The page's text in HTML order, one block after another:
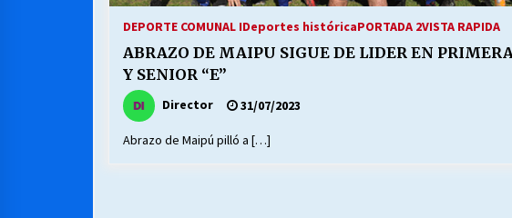
30/04/2026
DEPORTE COMUNAL IDeportes históricaPORTADA 2VISTA RAPIDA
ABRAZO DE MAIPU SIGUE DE LIDER EN
Y SENIOR “E”
Director 31/07/2023
Abrazo de Maipú pilló a […]